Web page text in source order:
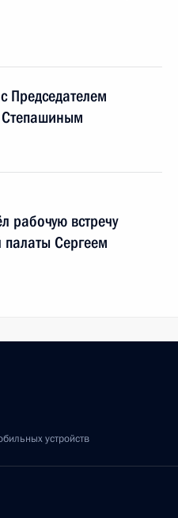
Председателем
Степашиным
рабочую встречу
палаты Сергеем
устройств